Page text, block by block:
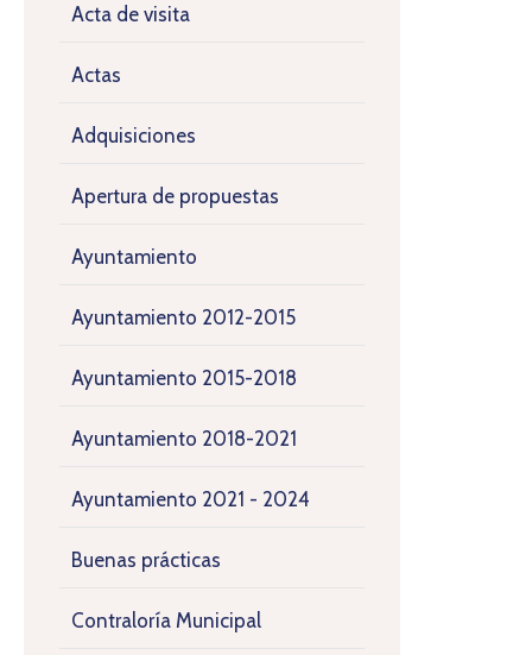
Acta de visita
Actas
Adquisiciones
Apertura de propuestas
Ayuntamiento
Ayuntamiento 2012-2015
Ayuntamiento 2015-2018
Ayuntamiento 2018-2021
Ayuntamiento 2021 - 2024
Buenas prácticas
Contraloría Municipal